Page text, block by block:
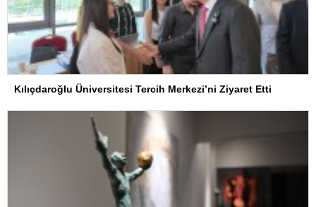
Kılıçdaroğlu Üniversitesi Tercih Merkezi’ni Ziyaret Etti